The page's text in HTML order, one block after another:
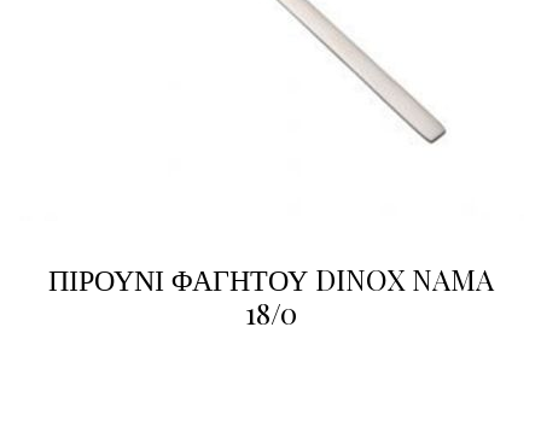
ΠΙΡΟΥΝΙ ΦΑΓΗΤΟΥ DINOX NAMA
18/0